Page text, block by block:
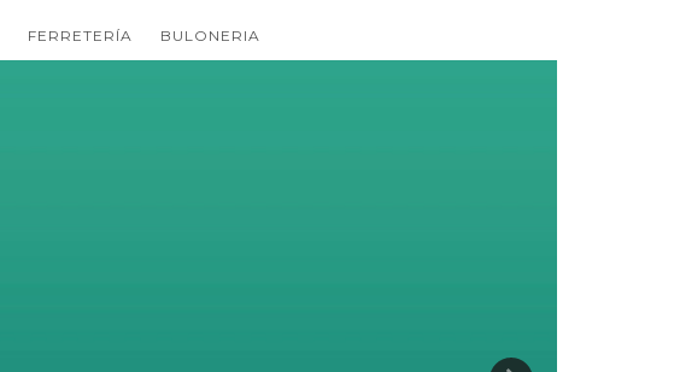
FERRETERÍA BULONERIA